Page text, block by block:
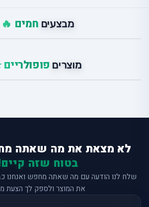
מבצעים חמים 🔥
מוצרים פופולריים
לא מצאת את מה שאתה
בטוח שזה
שלח לנו הודעה עם מה שאתה מחפש ואנחנו
את המוצר ולספק לך הצעת